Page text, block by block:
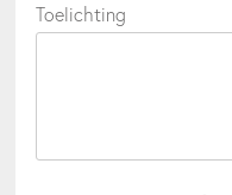
Toelichting